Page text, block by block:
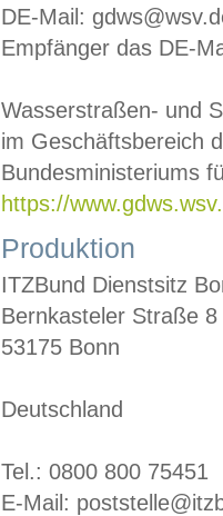
DE-Mail:
Empfänger das DE-
Wasserstraßen- und
im Geschäftsbereich
Bundesministeriums
https://
Produktion
ITZBund Dienstsitz
Bernkasteler Straße 8
53175 Bonn
Deutschland
Tel.: 0800 800 75451
E-Mail: